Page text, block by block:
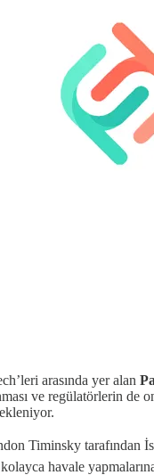
arasında yer alan
ve regülatörlerin de
Timinsky tarafından
havale